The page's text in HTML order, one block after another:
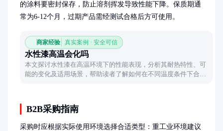
的涂料要密封保存，防止溶剂挥发导致性能下降。保质期通
常为6-12个月，过期产品需经测试合格后方可使用。
商家经验 真实案例 · 安全可信
水性漆高温会化吗
本文探讨水性漆在高温环境下的性能表现，分析其耐热特性、可
能的变化及适用场景，帮助读者了解如何在不同温度条件下合理
B2B采购指南
采购时应根据实际使用环境选择合适类型：重工业环境建议